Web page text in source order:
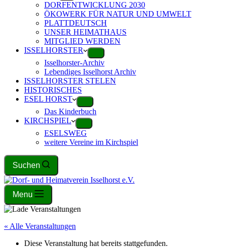
DORFENTWICKLUNG 2030
ÖKOWERK FÜR NATUR UND UMWELT
PLATTDEUTSCH
UNSER HEIMATHAUS
MITGLIED WERDEN
ISSELHORSTER
Isselhorster-Archiv
Lebendiges Isselhorst Archiv
ISSELHORSTER STELEN
HISTORISCHES
ESEL HORST
Das Kinderbuch
KIRCHSPIEL
ESELSWEG
weitere Vereine im Kirchspiel
Suchen
Menu
« Alle Veranstaltungen
Diese Veranstaltung hat bereits stattgefunden.